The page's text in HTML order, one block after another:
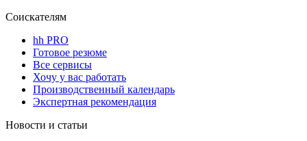
Соискателям
hh PRO
Готовое резюме
Все сервисы
Хочу у вас работать
Производственный календарь
Экспертная рекомендация
Новости и статьи